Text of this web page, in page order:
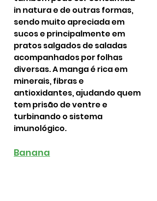
in natura e de outras formas,
sendo muito apreciada em
sucos e principalmente em
pratos salgados de saladas
acompanhados por folhas
diversas. A manga é rica em
minerais, fibras e
antioxidantes, ajudando quem
tem prisão de ventre e
turbinando o sistema
imunológico.
Banana